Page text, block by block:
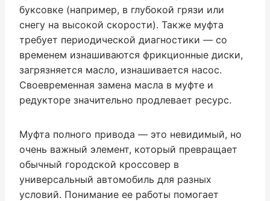
буксовке (например, в глубокой грязи или
снегу на высокой скорости). Также муфта
требует периодической диагностики — со
временем изнашиваются фрикционные диски,
загрязняется масло, изнашивается насос.
Своевременная замена масла в муфте и
редукторе значительно продлевает ресурс.
Муфта полного привода — это невидимый, но
очень важный элемент, который превращает
обычный городской кроссовер в
универсальный автомобиль для разных
условий. Понимание ее работы помогает